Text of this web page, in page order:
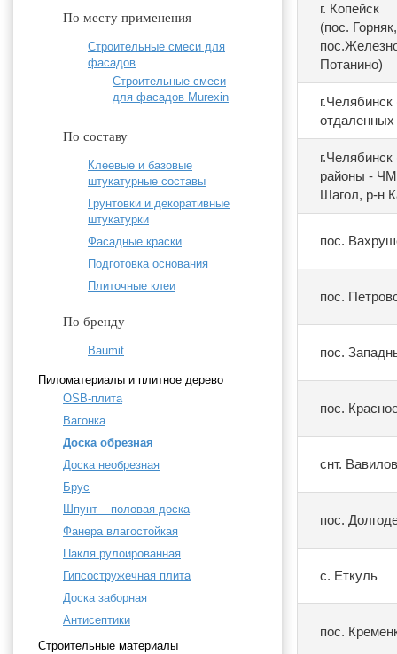
По месту применения
Строительные смеси для
фасадов
Строительные смеси
для фасадов Murexin
По составу
Клеевые и базовые
штукатурные составы
Грунтовки и декоративные
штукатурки
Фасадные краски
Подготовка основания
Плиточные клеи
По бренду
Baumit
Пиломатериалы и плитное дерево
OSB-плита
Вагонка
Доска обрезная
Доска необрезная
Брус
Шпунт – половая доска
Фанера влагостойкая
Пакля рулоированная
Гипсостружечная плита
Доска заборная
Антисептики
Строительные материалы
г. Копейск
(пос.
Потанино)
отдаленных
районы -
Шагол, р-н
пос.
пос.
пос.
пос.
снт.
пос.
с. Еткуль
пос.